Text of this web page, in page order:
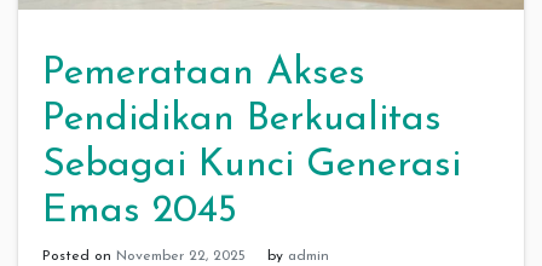
Pemerataan Akses
Pendidikan Berkualitas
Sebagai Kunci Generasi
Emas 2045
Posted on November 22, 2025 by admin